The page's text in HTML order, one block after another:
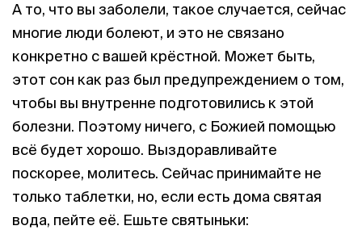
А то, что вы заболели, такое случается, сейчас
многие люди болеют, и это не связано
конкретно с вашей крёстной. Может быть,
этот сон как раз был предупреждением о том,
чтобы вы внутренне подготовились к этой
болезни. Поэтому ничего, с Божией помощью
всё будет хорошо. Выздоравливайте
поскорее, молитесь. Сейчас принимайте не
только таблетки, но, если есть дома святая
вода, пейте её. Ешьте святыньки: